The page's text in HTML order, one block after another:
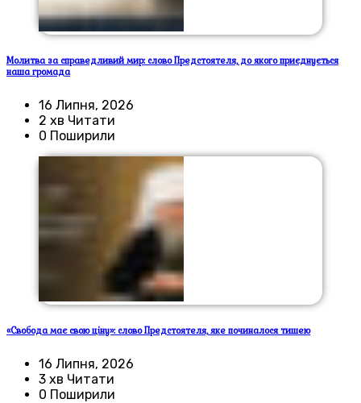
Молитва за справедливий мир: слово Предстоятеля, до якого приєднується
наша громада
16 Липня, 2026
2 хв Читати
0 Поширили
«Свобода має свою ціну»: слово Предстоятеля, яке починалося тишею
16 Липня, 2026
3 хв Читати
0 Поширили